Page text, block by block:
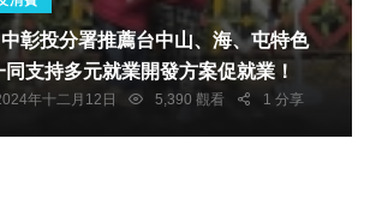
彰投分署推薦台中山、海、屯特色
一同支持多元就業開發方案促就業！
年十二月12日 5,390 觀看 1 分享